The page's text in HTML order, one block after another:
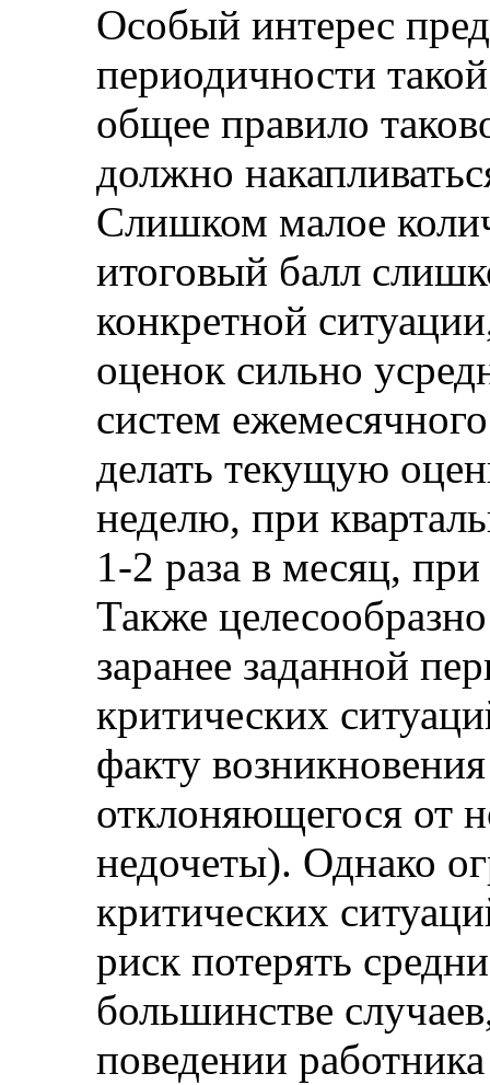
Особый интерес
периодичности
общее правило
должно
Слишком малое
итоговый балл
конкретной
оценок сильно
систем
делать текущую
неделю, при
1-2 раза в месяц,
Также
заранее заданной
критических
факту
отклоняющегося от
недочеты). Однако
критических
риск потерять
большинстве
поведении